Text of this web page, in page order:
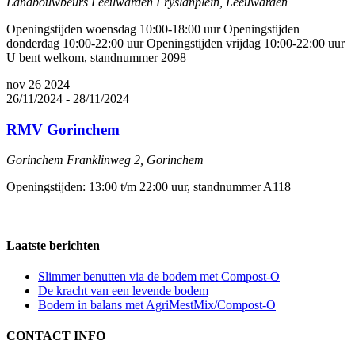
Openingstijden woensdag 10:00-18:00 uur Openingstijden
donderdag 10:00-22:00 uur Openingstijden vrijdag 10:00-22:00 uur
U bent welkom, standnummer 2098
nov 26 2024
26/11/2024 - 28/11/2024
RMV Gorinchem
Gorinchem Franklinweg 2, Gorinchem
Openingstijden: 13:00 t/m 22:00 uur, standnummer A118
Laatste berichten
Slimmer benutten via de bodem met Compost-O
De kracht van een levende bodem
Bodem in balans met AgriMestMix/Compost-O
CONTACT INFO